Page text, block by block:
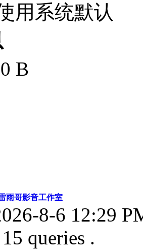
用系统默认
B
雨哥影音工作室
8-6 12:29
queries .